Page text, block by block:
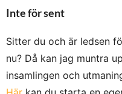
Inte för sent
Sitter du och är ledsen
nu? Då kan jag muntra
insamlingen och